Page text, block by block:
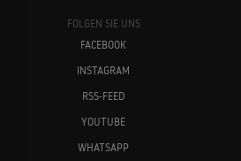
FOLGEN SIE UNS
FACEBOOK
INSTAGRAM
RSS-FEED
YOUTUBE
WHATSAPP